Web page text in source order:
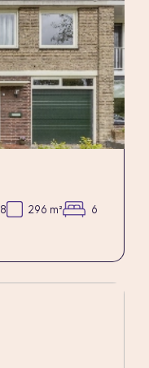
8 296 m² 6